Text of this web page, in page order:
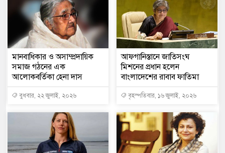
মানবাধিকার ও অসাম্প্রদায়িক
সমাজ গঠনের এক
আলোকবর্তিকা হেনা দাস
বুধবার, ২২ জুলাই, ২০২৬
আফগানিস্তানে জাতিসংঘ
মিশনের প্রধান হলেন
বাংলাদেশের রাবাব ফাতিমা
বৃহস্পতিবার, ১৬ জুলাই, ২০২৬